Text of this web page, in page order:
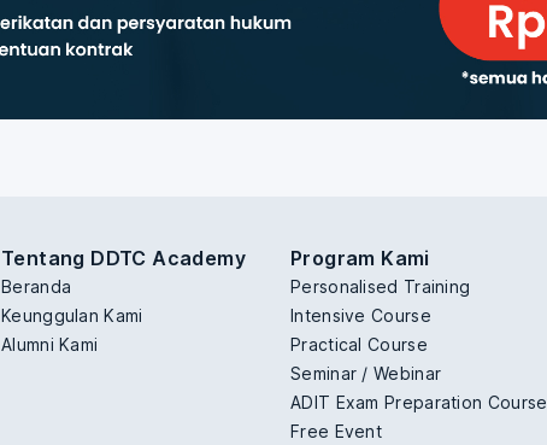
Tentang DDTC Academy
Beranda
Keunggulan Kami
Alumni Kami
Program Kami
Personalised Training
Intensive Course
Practical Course
Seminar / Webinar
ADIT Exam Preparation Course
Free Event